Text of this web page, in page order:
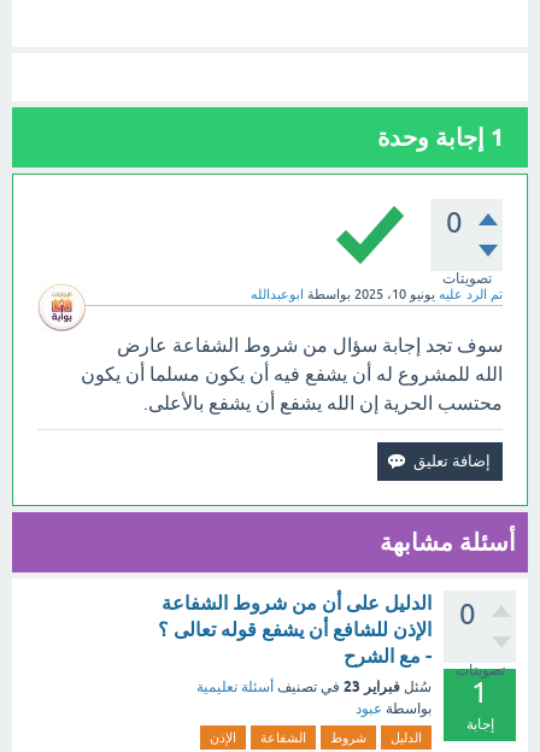
1 إجابة وحدة
0
تصويتات
تم الرد عليه يونيو 10، 2025 بواسطة ابوعبدالله
سوف تجد إجابة سؤال ‏من شروط الشفاعة عارض
الله للمشروع له أن يشفع ‏فيه ‏أن يكون مسلما ‏أن يكون
محتسب ‏الحرية ‏إن الله يشفع أن يشفع بالأعلى.
أسئلة مشابهة
0
تصويتات
1
إجابة
الدليل على أن من شروط الشفاعة
الإذن للشافع أن يشفع قوله تعالى ؟
- مع الشرح
سُئل فبراير 23 في تصنيف أسئلة تعليمية
بواسطة عبود
الدليل شروط الشفاعة
الإذن